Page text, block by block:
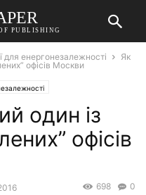
PUBLISHING
для енергонезалежності
Як
офісів Москви
один із
офісів
0
698